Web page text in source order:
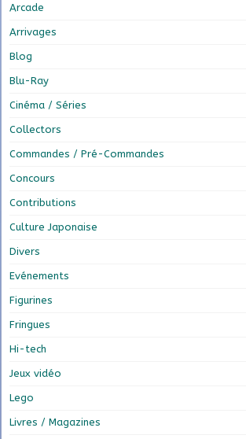
Arcade
Arrivages
Blog
Blu-Ray
Cinéma / Séries
Collectors
Commandes / Pré-Commandes
Concours
Contributions
Culture Japonaise
Divers
Evénements
Figurines
Fringues
Hi-tech
Jeux vidéo
Lego
Livres / Magazines